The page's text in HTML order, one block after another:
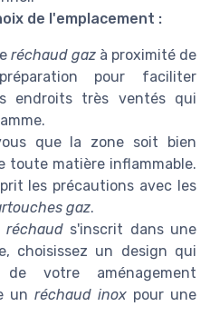
de l'emplacement :
réchaud gaz à proximité de
pour faciliter
endroits très ventés qui
que la zone soit bien
toute matière inflammable.
les précautions avec les
gaz.
réchaud s'inscrit dans une
choisissez un design qui
votre aménagement
un réchaud inox pour une